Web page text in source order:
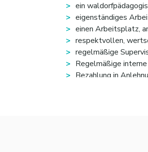
ein
eigenständiges
einen Arbeitsplatz,
respektvollen,
regelmäßige
Regelmäßige
Bezahlung in